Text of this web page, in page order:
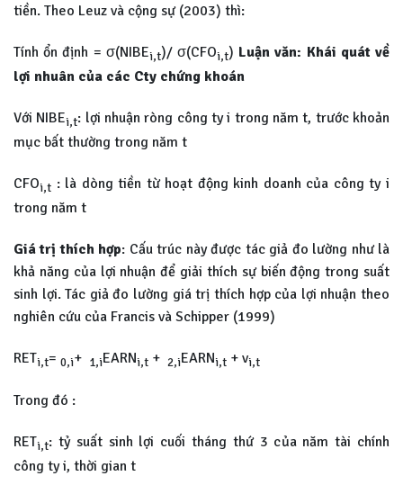
tiền. Theo Leuz và cộng sự (2003) thì:
Tính ổn định = σ(NIBEi,t)/ σ(CFOi,t) Luận văn: Khái quát về
lợi nhuân của các Cty chứng khoán
Với NIBEi,t: lợi nhuận ròng công ty i trong năm t, trước khoản
mục bất thường trong năm t
CFOi,t : là dòng tiền từ hoạt động kinh doanh của công ty i
trong năm t
Giá trị thích hợp: Cấu trúc này được tác giả đo lường như là
khả năng của lợi nhuận để giải thích sự biến động trong suất
sinh lợi. Tác giả đo lường giá trị thích hợp của lợi nhuận theo
nghiên cứu của Francis và Schipper (1999)
RETi,t= 0,i+ 1,iEARNi,t + 2,iEARNi,t + vi,t
Trong đó :
RETi,t: tỷ suất sinh lợi cuối tháng thứ 3 của năm tài chính
công ty i, thời gian t